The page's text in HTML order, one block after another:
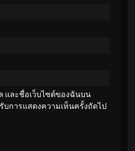
และชื่อเว็บไซต์ของฉันบน
บการแสดงความเห็นครั้งถัดไป